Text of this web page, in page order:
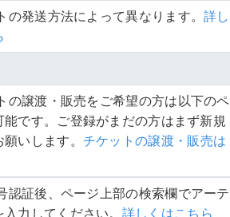
の発送方法によって異なります。詳し
の譲渡・販売をご希望の方は以下のペ
能です。ご登録がまだの方はまず新規
いします。 チケットの譲渡・販売は
認証後、ページ上部の検索欄でアーテ
力してください。 詳しくはこちら